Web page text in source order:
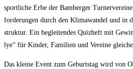
sport­li­che Erbe der Bam­ber­ger
for­de­run­gen durch den Kli­ma­wan­del und in
struk­tur. Ein beglei­ten­des Quiz­heft mit
lye“ für Kin­der, Fami­li­en und Ver­ei­ne
Das klei­ne Event zum Geburts­tag wird von